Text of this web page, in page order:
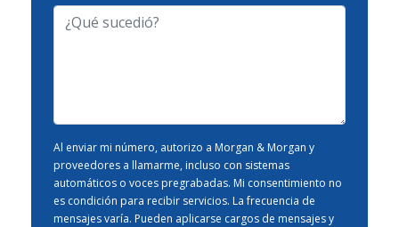
-
Tipo
¿Qué
sucedió?
Al enviar mi número, autorizo a Morgan & Morgan y
proveedores a llamarme, incluso con sistemas
automáticos o voces pregrabadas. Mi consentimiento no
es condición para recibir servicios. La frecuencia de
mensajes varía. Pueden aplicarse cargos de mensajes y